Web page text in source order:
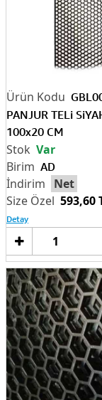
PANJUR TELi
100x20 CM
AD
Net
593,60
Var
Detay